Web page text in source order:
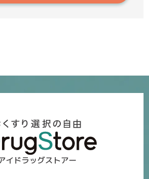
2,600円～
確認／選び直す